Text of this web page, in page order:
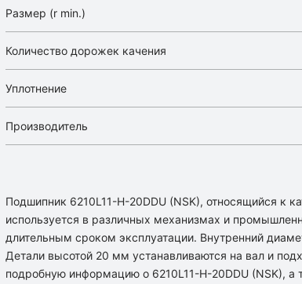
Размер (r min.)
Количество дорожек качения
Уплотнение
Производитель
Подшипник 6210L11-H-20DDU (NSK), относящийся к
используется в различных механизмах и
длительным сроком эксплуатации. Внутренний
Детали высотой 20 мм устанавливаются на вал и
подробную информацию о 6210L11-H-20DDU (NSK),